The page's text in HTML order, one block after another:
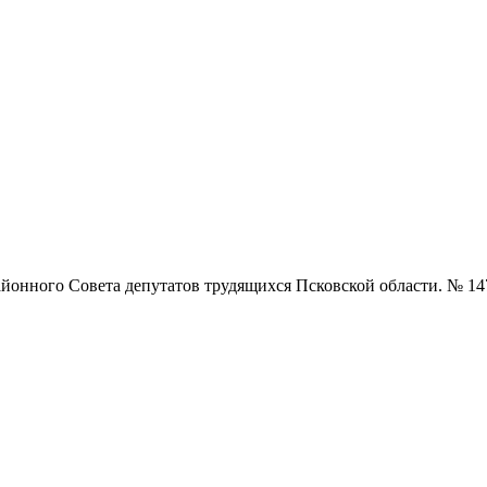
Совета депутатов трудящихся Псковской области. №